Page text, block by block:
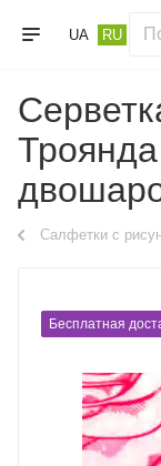
UA RU
Салфетки с
Бесплатная